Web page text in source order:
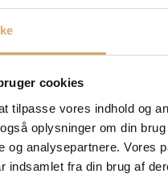
cookies
tilpasse vores indhold og
oplysninger om din
og analysepartnere. Vores
indsamlet fra din brug af
elit sed suscipit
justo sed vel dui
tristique lacinia